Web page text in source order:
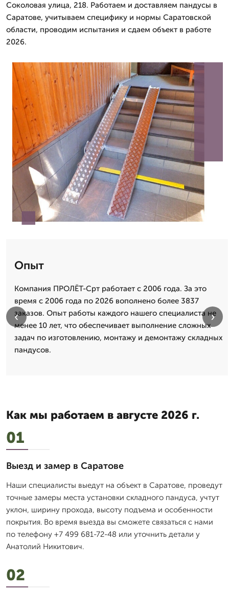
Соколовая улица, 218. Работаем и доставляем пандусы в
Саратове, учитываем специфику и нормы Саратовской
области, проводим испытания и сдаем объект в работе
2026.
Опыт
Компания ПРОЛЁТ-Срт работает с 2006 года. За это
время с 2006 года по 2026 вополнено более 3837
заказов. Опыт работы каждого нашего специалиста не
менее 10 лет, что обеспечивает выполнение сложных
задач по изготовлению, монтажу и демонтажу складных
пандусов.
‹ ›
Как мы работаем в августе 2026 г.
01
Выезд и замер в Саратове
Наши специалисты выедут на объект в Саратове, проведут
точные замеры места установки складного пандуса, учтут
уклон, ширину прохода, высоту подъема и особенности
покрытия. Во время выезда вы сможете связаться с нами
по телефону +7 499 681-72-48 или уточнить детали у
Анатолий Никитович.
02